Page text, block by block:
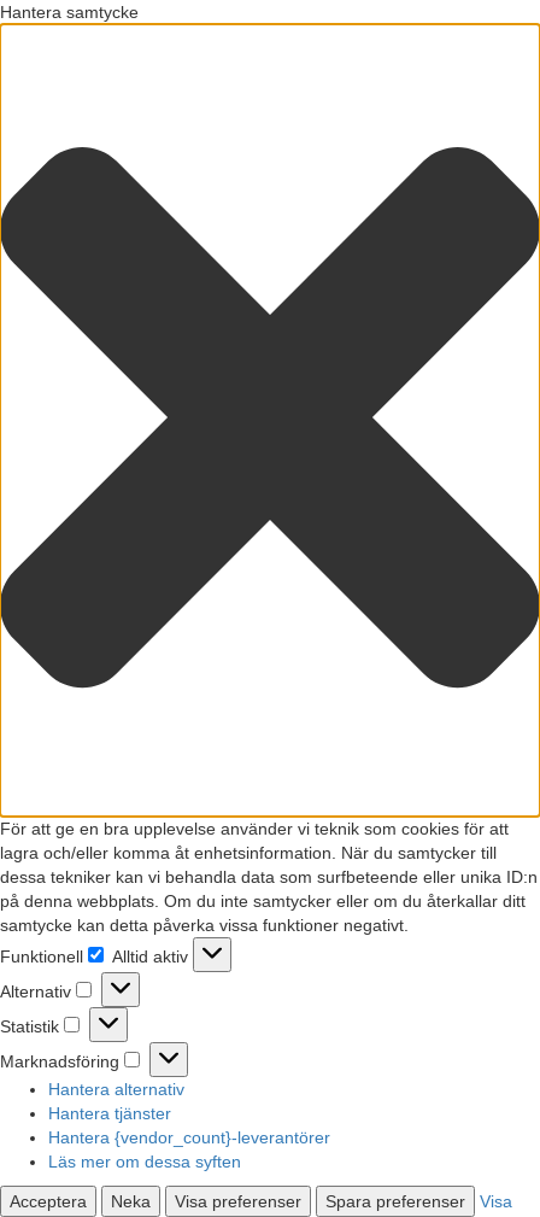
Hantera samtycke
För att ge en bra upplevelse använder vi teknik som cookies för att
lagra och/eller komma åt enhetsinformation. När du samtycker till
dessa tekniker kan vi behandla data som surfbeteende eller unika ID:n
på denna webbplats. Om du inte samtycker eller om du återkallar ditt
samtycke kan detta påverka vissa funktioner negativt.
Funktionell
Funktionell
Alltid aktiv
Alternativ
Alternativ
Statistik
Statistik
Marknadsföring
Marknadsföring
Hantera alternativ
Hantera tjänster
Hantera {vendor_count}-leverantörer
Läs mer om dessa syften
Acceptera Neka Visa preferenser Spara preferenser
Visa